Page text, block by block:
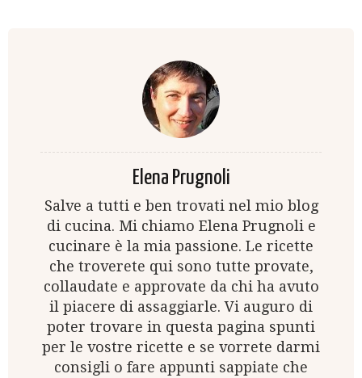
Elena Prugnoli
Salve a tutti e ben trovati nel mio blog
di cucina. Mi chiamo Elena Prugnoli e
cucinare è la mia passione. Le ricette
che troverete qui sono tutte provate,
collaudate e approvate da chi ha avuto
il piacere di assaggiarle. Vi auguro di
poter trovare in questa pagina spunti
per le vostre ricette e se vorrete darmi
consigli o fare appunti sappiate che